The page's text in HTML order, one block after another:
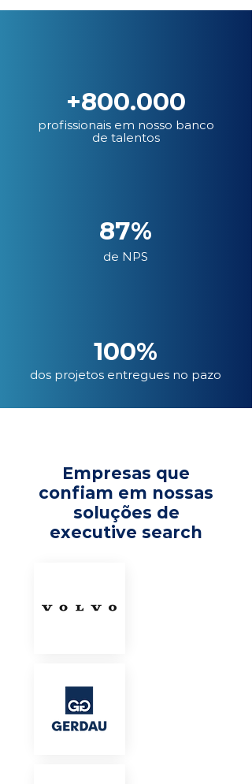
+800.000
profissionais em nosso banco
de talentos
87%
de NPS
100%
dos projetos entregues no pazo
Empresas que
confiam em nossas
soluções de
executive search